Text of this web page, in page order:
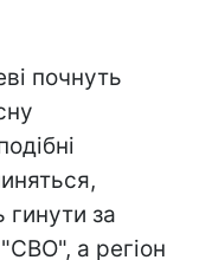
почнуть
гинути за
"СВО", а регіон